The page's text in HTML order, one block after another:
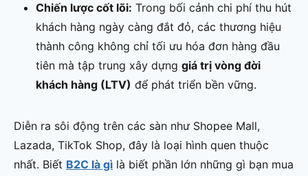
Chiến lược cốt lõi: Trong bối cảnh chi phí thu hút
khách hàng ngày càng đắt đỏ, các thương hiệu
thành công không chỉ tối ưu hóa đơn hàng đầu
tiên mà tập trung xây dựng giá trị vòng đời
khách hàng (LTV) để phát triển bền vững.
Diễn ra sôi động trên các sàn như Shopee Mall,
Lazada, TikTok Shop, đây là loại hình quen thuộc
nhất. Biết B2C là gì là biết phần lớn những gì bạn mua